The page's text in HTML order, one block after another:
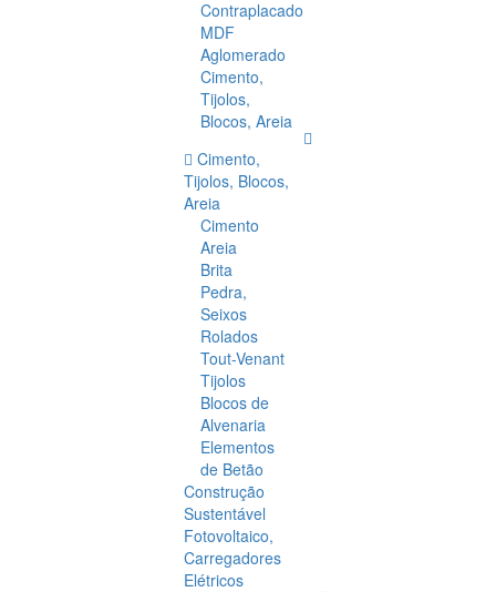
Contraplacado
MDF
Aglomerado
Cimento,
Tijolos,
Blocos, Areia
Cimento,
Tijolos, Blocos,
Areia
Cimento
Areia
Brita
Pedra,
Seixos
Rolados
Tout-Venant
Tijolos
Blocos de
Alvenaria
Elementos
de Betão
Construção
Sustentável
Fotovoltaico,
Carregadores
Elétricos